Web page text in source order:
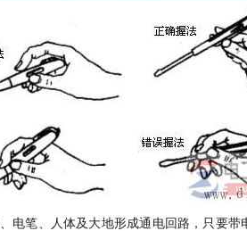
电笔、人体及大地形成通电回路，只要